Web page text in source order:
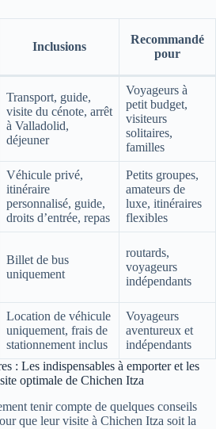
Inclusions
Recommandé
pour
Transport, guide,
visite du cénote, arrêt
à Valladolid,
déjeuner
Voyageurs à
petit budget,
visiteurs
solitaires,
familles
Véhicule privé,
itinéraire
personnalisé, guide,
droits d’entrée, repas
Petits groupes,
amateurs de
luxe, itinéraires
flexibles
Billet de bus
uniquement
routards,
voyageurs
indépendants
Location de véhicule
uniquement, frais de
stationnement inclus
Voyageurs
aventureux et
indépendants
: Les indispensables à emporter et les
optimale de Chichen Itza
tenir compte de quelques conseils
que leur visite à Chichen Itza soit la